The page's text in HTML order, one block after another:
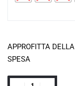
APPROFITTA DELLA
SPESA